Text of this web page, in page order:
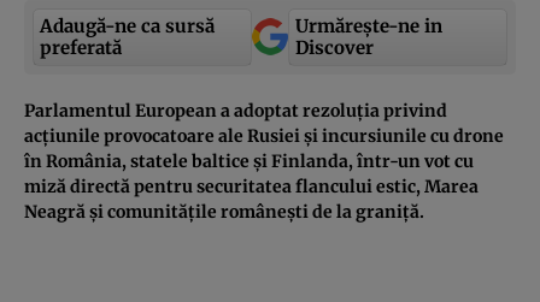
Adaugă-ne ca sursă
preferată
Urmărește-ne in
Discover
Parlamentul European a adoptat rezoluția privind
acțiunile provocatoare ale Rusiei și incursiunile cu drone
în România, statele baltice și Finlanda, într-un vot cu
miză directă pentru securitatea flancului estic, Marea
Neagră și comunitățile românești de la graniță.